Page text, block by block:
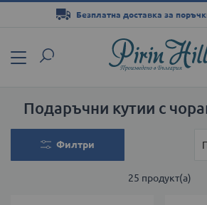
Безплатна доставка за
съдържанието
Подаръчни кутии с
Филтри
25 продукт(а)